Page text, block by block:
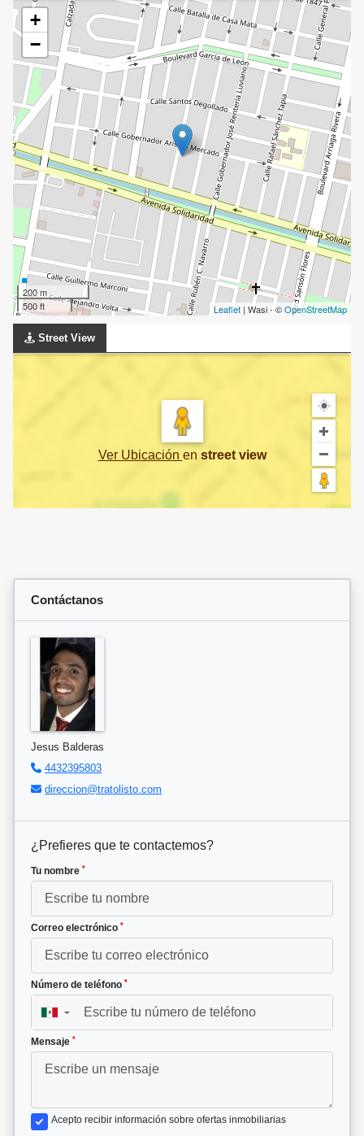
+
−
200 m
500 ft
Leaflet | Wasi - ©OpenStreetMap
Street View
Ver Ubicación en street view
Contáctanos
Jesus Balderas
4432395803
direccion@tratolisto.com
¿Prefieres que te contactemos?
Tu nombre *
Correo electrónico *
Número de teléfono *
▼
Mensaje *
Acepto recibir información sobre ofertas inmobiliarias